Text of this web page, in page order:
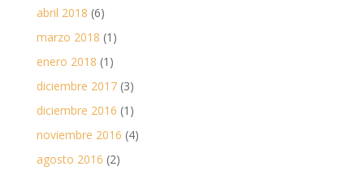
abril 2018 (6)
marzo 2018 (1)
enero 2018 (1)
diciembre 2017(3)
diciembre 2016 (1)
noviembre 2016 (4)
agosto 2016 (2)